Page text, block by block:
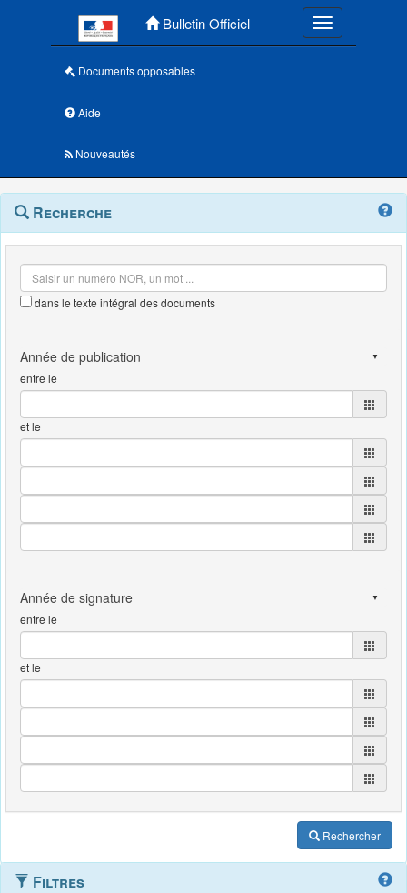
Bulletin Officiel Toggle
Documents opposables
Aide
Nouveautés
Navigation
outils
Menu
contextuel
Recherche
dans le texte intégral des documents
entre le
et le
entre le
et le
Rechercher
Filtres